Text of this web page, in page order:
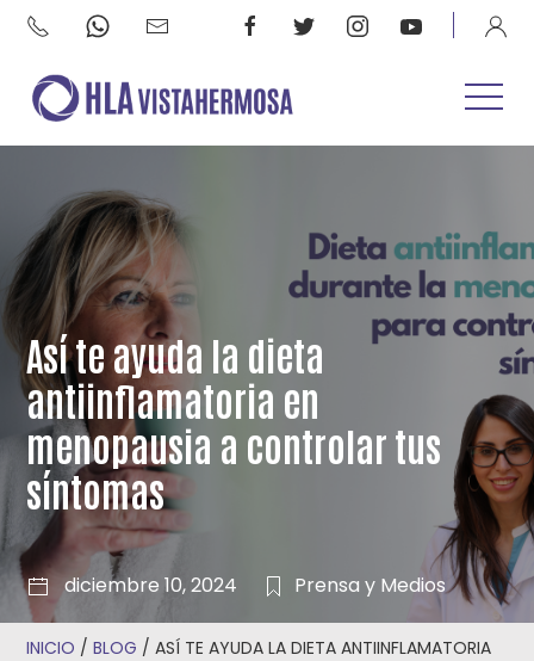
Así te ayuda la dieta
antiinflamatoria en
menopausia a controlar tus
síntomas
diciembre 10, 2024 Prensa y Medios
INICIO /BLOG /ASÍ TE AYUDA LA DIETA ANTIINFLAMATORIA